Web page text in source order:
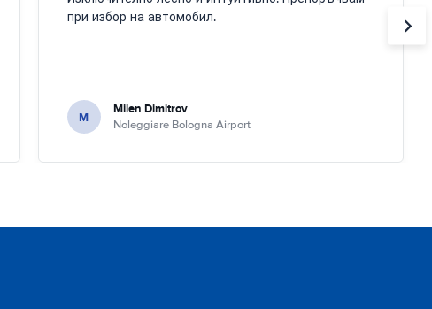
при избор на автомобил.
M Milen Dimitrov
Noleggiare Bologna Airport